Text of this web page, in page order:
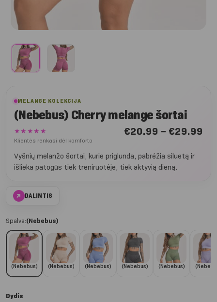
MELANGE KOLEKCIJA
(Nebebus) Cherry melange šortai
★★★★★
Klientės renkasi dėl komforto
€20.99 – €29.99
Vyšnių melanžo šortai, kurie priglunda, pabrėžia siluetą ir
išlieka patogūs tiek treniruotėje, tiek aktyvią dieną.
↗ DALINTIS
Spalva:(Nebebus)
(Nebebus) (Nebebus) (Nebebus) (Nebebus) (Nebebus)
Dydis